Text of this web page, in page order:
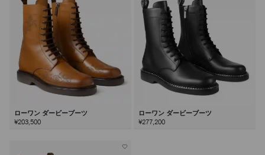
ローワン ダービーブーツ
¥203,500
ローワン ダービーブーツ
¥277,200